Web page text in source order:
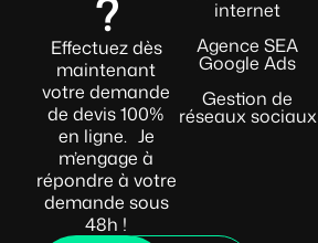
?
Effectuez dès
maintenant
votre demande
de devis 100%
en ligne. Je
m’engage à
répondre à votre
demande sous
48h !
internet
Agence SEA
Google Ads
Gestion de
réseaux sociaux